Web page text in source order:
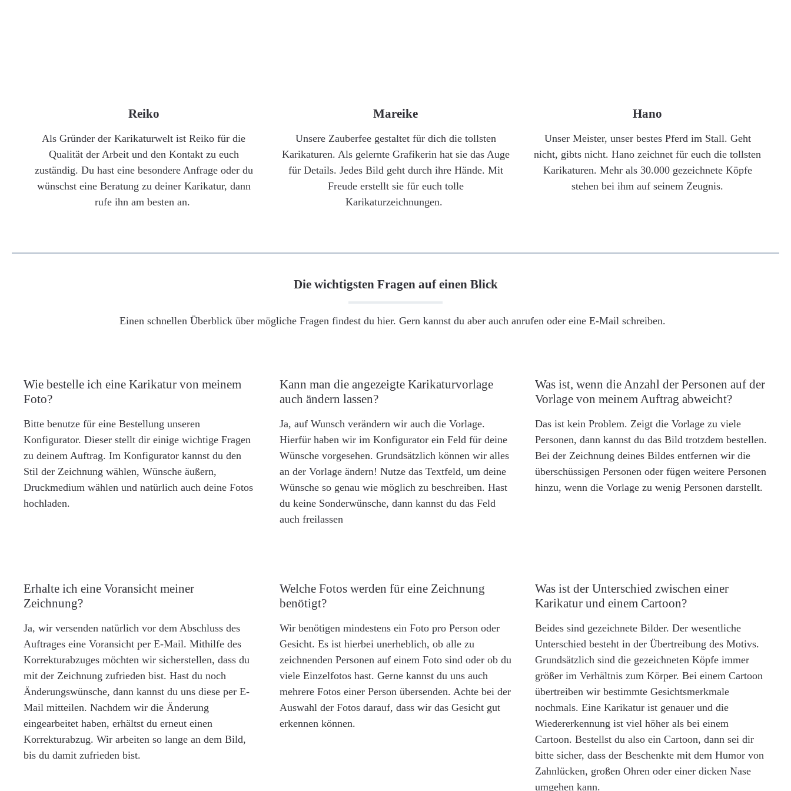
Reiko
Als Gründer der Karikaturwelt ist Reiko für die
Qualität der Arbeit und den Kontakt zu euch
zuständig. Du hast eine besondere Anfrage oder du
wünschst eine Beratung zu deiner Karikatur, dann
rufe ihn am besten an.
Mareike
Unsere Zauberfee gestaltet für dich die tollsten
Karikaturen. Als gelernte Grafikerin hat sie das Auge
für Details. Jedes Bild geht durch ihre Hände. Mit
Freude erstellt sie für euch tolle
Karikaturzeichnungen.
Hano
Unser Meister, unser bestes Pferd im Stall. Geht
nicht, gibts nicht. Hano zeichnet für euch die tollsten
Karikaturen. Mehr als 30.000 gezeichnete Köpfe
stehen bei ihm auf seinem Zeugnis.
Die wichtigsten Fragen auf einen Blick
Einen schnellen Überblick über mögliche Fragen findest du hier. Gern kannst du aber auch anrufen oder eine E-Mail schreiben.
Wie bestelle ich eine Karikatur von meinem
Foto?
Bitte benutze für eine Bestellung unseren
Konfigurator. Dieser stellt dir einige wichtige Fragen
zu deinem Auftrag. Im Konfigurator kannst du den
Stil der Zeichnung wählen, Wünsche äußern,
Druckmedium wählen und natürlich auch deine Fotos
hochladen.
Kann man die angezeigte Karikaturvorlage
auch ändern lassen?
Ja, auf Wunsch verändern wir auch die Vorlage.
Hierfür haben wir im Konfigurator ein Feld für deine
Wünsche vorgesehen. Grundsätzlich können wir alles
an der Vorlage ändern! Nutze das Textfeld, um deine
Wünsche so genau wie möglich zu beschreiben. Hast
du keine Sonderwünsche, dann kannst du das Feld
auch freilassen
Was ist, wenn die Anzahl der Personen auf der
Vorlage von meinem Auftrag abweicht?
Das ist kein Problem. Zeigt die Vorlage zu viele
Personen, dann kannst du das Bild trotzdem bestellen.
Bei der Zeichnung deines Bildes entfernen wir die
überschüssigen Personen oder fügen weitere Personen
hinzu, wenn die Vorlage zu wenig Personen darstellt.
Erhalte ich eine Voransicht meiner
Zeichnung?
Ja, wir versenden natürlich vor dem Abschluss des
Auftrages eine Voransicht per E-Mail. Mithilfe des
Korrekturabzuges möchten wir sicherstellen, dass du
mit der Zeichnung zufrieden bist. Hast du noch
Änderungswünsche, dann kannst du uns diese per E-
Mail mitteilen. Nachdem wir die Änderung
eingearbeitet haben, erhältst du erneut einen
Korrekturabzug. Wir arbeiten so lange an dem Bild,
bis du damit zufrieden bist.
Welche Fotos werden für eine Zeichnung
benötigt?
Wir benötigen mindestens ein Foto pro Person oder
Gesicht. Es ist hierbei unerheblich, ob alle zu
zeichnenden Personen auf einem Foto sind oder ob du
viele Einzelfotos hast. Gerne kannst du uns auch
mehrere Fotos einer Person übersenden. Achte bei der
Auswahl der Fotos darauf, dass wir das Gesicht gut
erkennen können.
Was ist der Unterschied zwischen einer
Karikatur und einem Cartoon?
Beides sind gezeichnete Bilder. Der wesentliche
Unterschied besteht in der Übertreibung des Motivs.
Grundsätzlich sind die gezeichneten Köpfe immer
größer im Verhältnis zum Körper. Bei einem Cartoon
übertreiben wir bestimmte Gesichtsmerkmale
nochmals. Eine Karikatur ist genauer und die
Wiedererkennung ist viel höher als bei einem
Cartoon. Bestellst du also ein Cartoon, dann sei dir
bitte sicher, dass der Beschenkte mit dem Humor von
Zahnlücken, großen Ohren oder einer dicken Nase
umgehen kann.